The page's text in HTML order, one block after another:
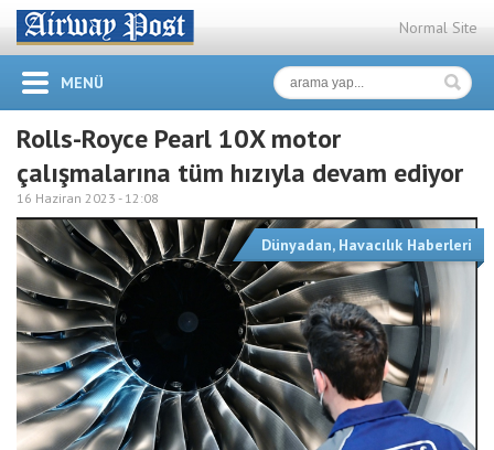
Normal Site
MENÜ
Rolls-Royce Pearl 10X motor
çalışmalarına tüm hızıyla devam ediyor
16 Haziran 2023 - 12:08
Dünyadan, Havacılık Haberleri